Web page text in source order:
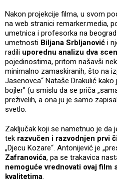
Nakon projekcije filma, u svom
na web stranici remarker.media,
umetnica i profesorka na
umetnosti Biljana Srbljanović i
radili uporednu analizu dva
pojedinostima, pritom našavši
minimalno zamaskiranih, što na
Jasenovca“ Nataše Drakulić
bojler” (u smislu da se priča
preživelih, a ona ju je samo
svetlo.
Zaključak koji se nametnuo je da
tek razvučen i razvodnjen prvi
„Djecu Kozare“. Antonijević je
Zafranovića, pa se trakavica
nemoguće vrednovati ovaj film
kvalitetima.